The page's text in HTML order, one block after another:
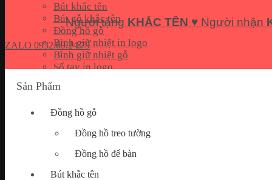
Bút khắc tên
Bút gỗ khắc tên
Đồng hồ gỗ
Bình giữ nhiệt in logo
Bình giữ nhiệt gỗ
Sổ tay in logo
Pin sạc dự phòng in logo
Móc khoá khắc tên
Hộp đựng name card
Quà tặng doanh nghiệp
Bài Viết
Người tặng KHẮC TÊN ♥ Người nhận
ZALO 0932.69.24.79
Sản Phẩm
Đồng hồ gỗ
Đồng hồ treo tường
Đồng hồ để bàn
Bút khắc tên